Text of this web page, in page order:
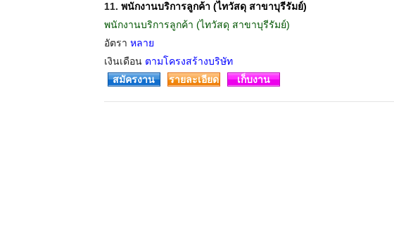
11. พนักงานบริการลูกค้า (ไทวัสดุ สาขาบุรีรัมย์)
พนักงานบริการลูกค้า (ไทวัสดุ สาขาบุรีรัมย์)
อัตรา หลาย
เงินเดือน ตามโครงสร้างบริษัท
สมัครงาน รายละเอียด เก็บงาน